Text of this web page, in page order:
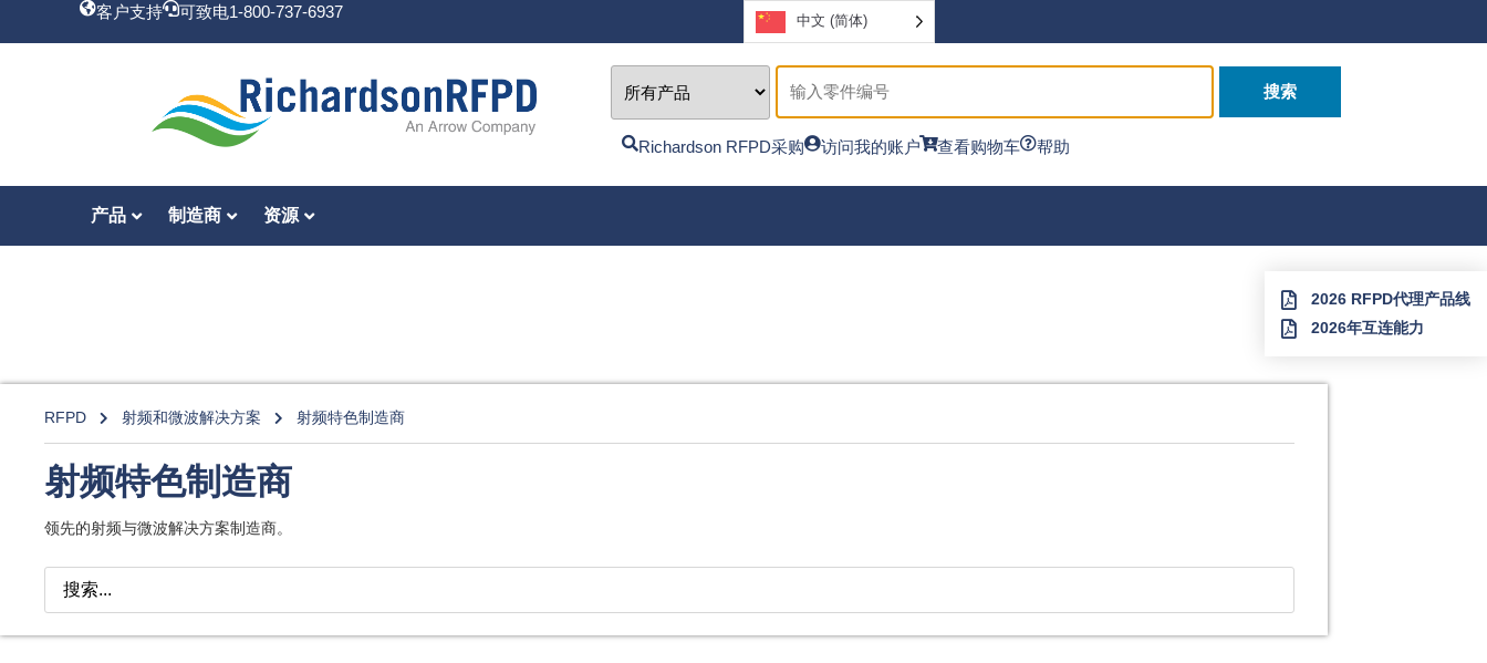
客户支持 可致电1-800-737-6937 中文 (简体)
搜索
Richardson RFPD采购 访问我的账户 查看购物车 帮助
产品 制造商 资源
2026 RFPD代理产品线
2026年互连能力
RFPD 射频和微波解决方案 射频特色制造商
射频特色制造商
领先的射频与微波解决方案制造商。